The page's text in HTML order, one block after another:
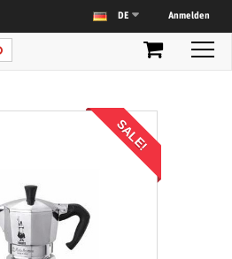
DE Anmelden
SALE!